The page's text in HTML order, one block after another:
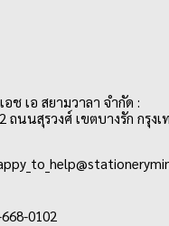
ช เอ สยามวาลา จำกัด :
ถนนสุรวงศ์ เขตบางรัก กรุง
0102